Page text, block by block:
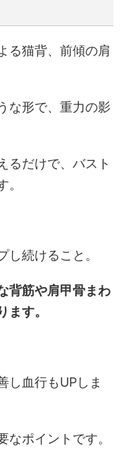
る猫背、前傾の肩
な形で、重力の影
るだけで、バスト
し続けること。
背筋や肩甲骨まわ
ます。
し血行もUPしま
ポイントです。